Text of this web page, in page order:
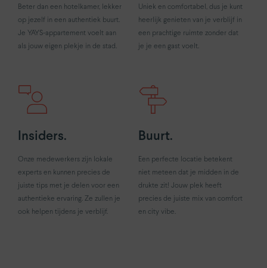
Beter dan een hotelkamer, lekker
op jezelf in een authentiek buurt.
Je YAYS-appartement voelt aan
als jouw eigen plekje in de stad.
Uniek en comfortabel, dus je kunt
heerlijk genieten van je verblijf in
een prachtige ruimte zonder dat
je je een gast voelt.
Insiders.
Onze medewerkers zijn lokale
experts en kunnen precies de
juiste tips met je delen voor een
authentieke ervaring. Ze zullen je
ook helpen tijdens je verblijf.
Buurt.
Een perfecte locatie betekent
niet meteen dat je midden in de
drukte zit! Jouw plek heeft
precies de juiste mix van comfort
en city vibe.